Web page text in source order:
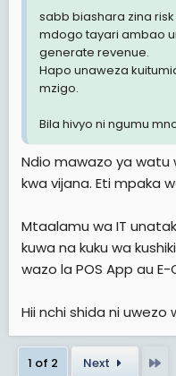
sabb biashara zina
mdogo tayari ambao
generate revenue.
Hapo unaweza
mzigo.
Bila hivyo ni ngumu
Ndio mawazo ya watu
kwa vijana. Eti mpaka
Mtaalamu wa IT
kuwa na kuku wa
wazo la POS App au
Hii nchi shida ni uwezo
1 of 2 Next